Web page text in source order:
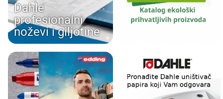
Dahle
profesionalni
noževi i giljotine